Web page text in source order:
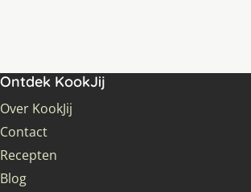
Ontdek KookJij
Over KookJij
Contact
Recepten
Blog